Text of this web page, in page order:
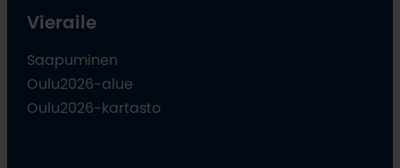
Vieraile
Saapuminen
Oulu2026-alue
Oulu2026-kartasto